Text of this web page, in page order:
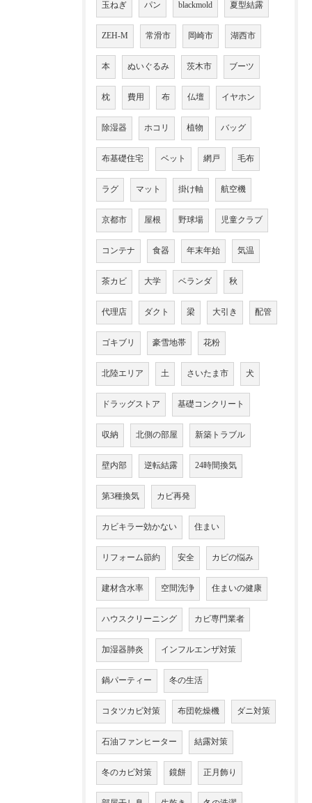
玉ねぎ パン blackmold 夏型結露
ZEH-M 常滑市 岡崎市 湖西市
本 ぬいぐるみ 茨木市 ブーツ
枕 費用 布 仏壇 イヤホン
除湿器 ホコリ 植物 バッグ
布基礎住宅 ベット 網戸 毛布
ラグ マット 掛け軸 航空機
京都市 屋根 野球場 児童クラブ
コンテナ 食器 年末年始 気温
茶カビ 大学 ベランダ 秋
代理店 ダクト 梁 大引き 配管
ゴキブリ 豪雪地帯 花粉
北陸エリア 土 さいたま市 犬
ドラッグストア 基礎コンクリート
収納 北側の部屋 新築トラブル
壁内部 逆転結露 24時間換気
第3種換気 カビ再発
カビキラー効かない 住まい
リフォーム節約 安全 カビの悩み
建材含水率 空間洗浄 住まいの健康
ハウスクリーニング カビ専門業者
加湿器肺炎 インフルエンザ対策
鍋パーティー 冬の生活
コタツカビ対策 布団乾燥機 ダニ対策
石油ファンヒーター 結露対策
冬のカビ対策 鏡餅 正月飾り